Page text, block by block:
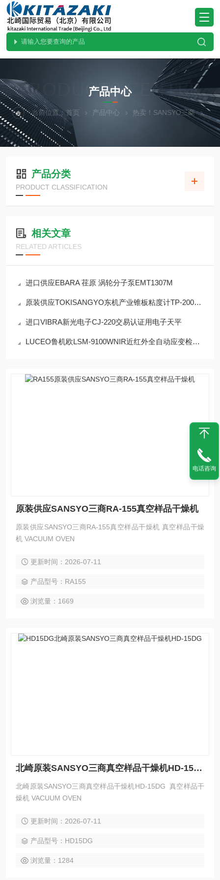
PRODUCTS CENTER
产品中心
当前位置：首页 产品中心 热卖！SANSYO三商
产品分类
PRODUCT CLASSIFICATION
相关文章
RELATED ARTICLES
进口供应EBARA 荏原 涡轮分子泵EMT1307M
原装供应TOKISANGYO东机产业锥板粘度计TP-200E！
进口VIBRA新光电子CJ-220交易认证用电子天平
LUCEO鲁机欧LSM-9100WNIR近红外全自动应变检查机
原装供应SANSYO三商RA-155真空样品干燥机
原装供应SANSYO三商RA-155真空样品干燥机 真空样品干燥
机 VACUUM OVEN
更新时间：2026-07-11
产品型号：RA155
浏览量：1669
北崎原装SANSYO三商真空样品干燥机HD-15DG
北崎原装SANSYO三商真空样品干燥机HD-15DG ​ 真空样品干
燥机 VACUUM OVEN
更新时间：2026-07-11
产品型号：HD15DG
浏览量：1284
电话咨询